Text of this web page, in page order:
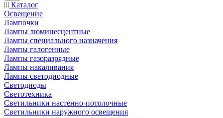
Каталог
Освещение
Лампочки
Лампы люминесцентные
Лампы специального назначения
Лампы галогенные
Лампы газоразрядные
Лампы накаливания
Лампы светодиодные
Светодиоды
Светотехника
Светильники настенно-потолочные
Светильники наружного освещения